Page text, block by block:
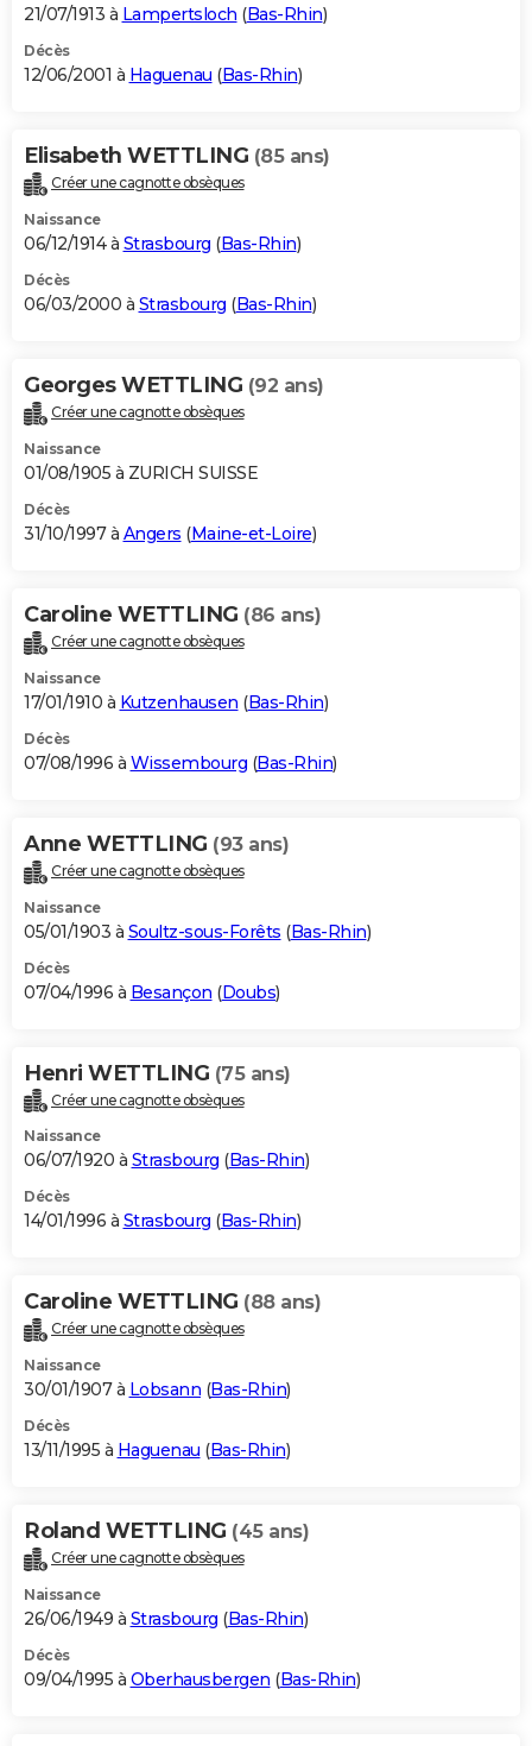
21/07/1913 à Lampertsloch (Bas-Rhin)
Décès
12/06/2001 à Haguenau (Bas-Rhin)
Elisabeth WETTLING (85 ans)
Créer une cagnotte obsèques
Naissance
06/12/1914 à Strasbourg (Bas-Rhin)
Décès
06/03/2000 à Strasbourg (Bas-Rhin)
Georges WETTLING (92 ans)
Créer une cagnotte obsèques
Naissance
01/08/1905 à ZURICH SUISSE
Décès
31/10/1997 à Angers (Maine-et-Loire)
Caroline WETTLING (86 ans)
Créer une cagnotte obsèques
Naissance
17/01/1910 à Kutzenhausen (Bas-Rhin)
Décès
07/08/1996 à Wissembourg (Bas-Rhin)
Anne WETTLING (93 ans)
Créer une cagnotte obsèques
Naissance
05/01/1903 à Soultz-sous-Forêts (Bas-Rhin)
Décès
07/04/1996 à Besançon (Doubs)
Henri WETTLING (75 ans)
Créer une cagnotte obsèques
Naissance
06/07/1920 à Strasbourg (Bas-Rhin)
Décès
14/01/1996 à Strasbourg (Bas-Rhin)
Caroline WETTLING (88 ans)
Créer une cagnotte obsèques
Naissance
30/01/1907 à Lobsann (Bas-Rhin)
Décès
13/11/1995 à Haguenau (Bas-Rhin)
Roland WETTLING (45 ans)
Créer une cagnotte obsèques
Naissance
26/06/1949 à Strasbourg (Bas-Rhin)
Décès
09/04/1995 à Oberhausbergen (Bas-Rhin)